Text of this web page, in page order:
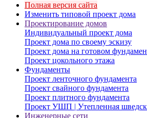
Полная версия сайта
Изменить типовой проект дома
Проектирование домов
Индивидуальный проект дома
Проект дома по своему эскизу
Проект дома на готовом
Проект цокольного этажа
Фундаменты
Проект ленточного фундамента
Проект свайного фундамента
Проект плитного фундамента
Проект УШП | Утепленная
Инженерные сети